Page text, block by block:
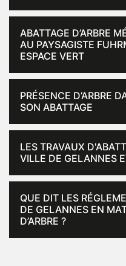
ABATTAGE D’ARBRE
AU PAYSAGISTE
ESPACE VERT
PRÉSENCE D’ARBRE
SON ABATTAGE
LES TRAVAUX
VILLE DE GELANNES
QUE DIT LES
DE GELANNES EN
D’ARBRE ?